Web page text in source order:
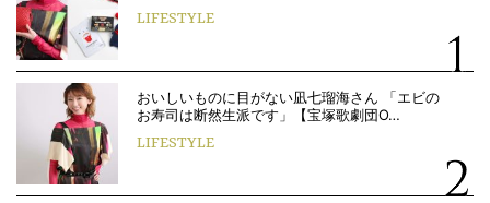
LIFESTYLE
おいしいものに目がない凪七瑠海さん 「エビの
お寿司は断然生派です」【宝塚歌劇団O…
LIFESTYLE